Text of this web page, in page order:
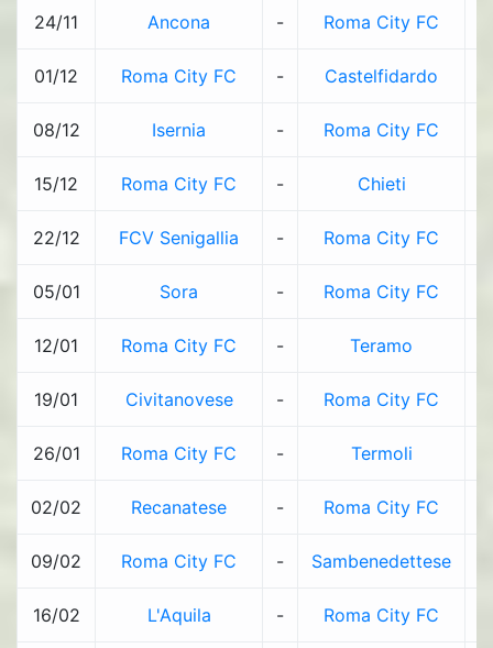
24/11 Ancona - Roma City FC
01/12 Roma City FC - Castelfidardo
08/12 Isernia - Roma City FC
15/12 Roma City FC - Chieti
22/12 FCV Senigallia - Roma City FC
05/01 Sora - Roma City FC
12/01 Roma City FC - Teramo
19/01 Civitanovese - Roma City FC
26/01 Roma City FC - Termoli
02/02 Recanatese - Roma City FC
09/02 Roma City FC - Sambenedettese
16/02 L'Aquila - Roma City FC